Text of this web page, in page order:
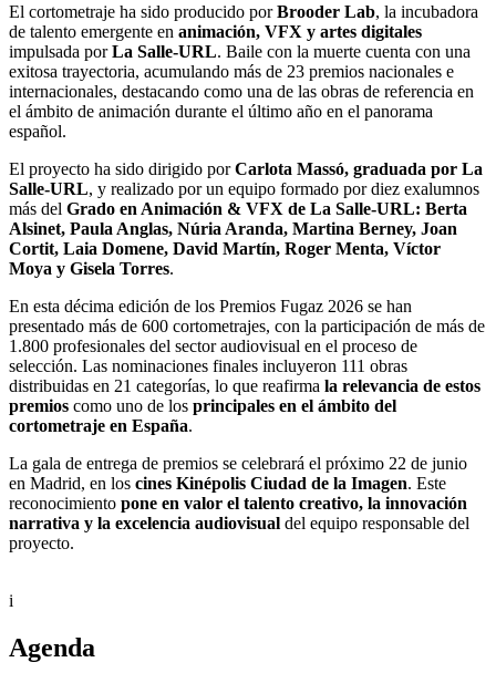
El cortometraje ha sido producido porBrooder Lab, la incubadora
de talento emergente en animación, VFX y artes digitales
impulsada porLa Salle-URL. Baile con la muerte cuenta con una
exitosa trayectoria, acumulando más de 23 premios nacionales e
internacionales, destacando como una de las obras de referencia en
el ámbito de animación durante el último año en el panorama
español.
El proyecto ha sido dirigido porCarlota Massó, graduada por La
Salle-URL, y realizado por un equipo formado por diez exalumnos
más del Grado en Animación & VFX de La Salle-URL: Berta
Alsinet, Paula Anglas, Núria Aranda, Martina Berney, Joan
Cortit, Laia Domene, David Martín, Roger Menta, Víctor
Moya y Gisela Torres.
En esta décima edición de los Premios Fugaz 2026 se han
presentado más de 600 cortometrajes, con la participación de más de
1.800 profesionales del sector audiovisual en el proceso de
selección. Las nominaciones finales incluyeron 111 obras
distribuidas en 21 categorías, lo que reafirma la relevancia de estos
premios como uno de los principales en el ámbito del
cortometraje en España.
La gala de entrega de premios se celebrará el próximo 22 de junio
en Madrid, en los cines Kinépolis Ciudad de la Imagen. Este
reconocimiento pone en valor el talento creativo, la innovación
narrativa y la excelencia audiovisual del equipo responsable del
proyecto.
i
Agenda